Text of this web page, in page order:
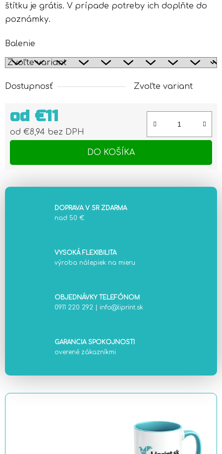
štítku je grátis. V prípade potreby ich doplňte do
poznámky.
Balenie
Dostupnosť Zvoľte variant
od €11
od €8,94 bez DPH
DO KOŠÍKA
DOPRAVA V SR ZDARMA
nad 50 €
VYSOKÁ FLEXIBILITA
výroba nálepiek na mieru
OBJEDNÁVKY TELEFÓNOM
0911 220 292
info@liprint.sk
GARANCIA SPOKOJNOSTI
overené zákazníkmi